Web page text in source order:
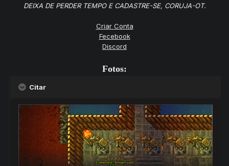
DEIXA DE PERDER TEMPO E CADASTRE-SE, CORUJA-OT.
Criar Conta
Fecebook
Discord
Fotos:
Citar